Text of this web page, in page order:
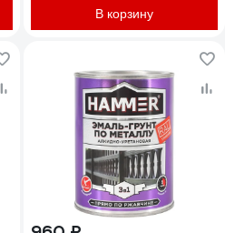
19,6 кг) 4690417102051
В корзину